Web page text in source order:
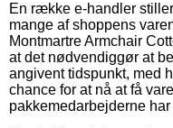
En række e-handler
mange af shoppens
Montmartre Armchair
at det nødvendiggør at
angivent tidspunkt, med
chance for at nå at få
pakkemedarbejderne har